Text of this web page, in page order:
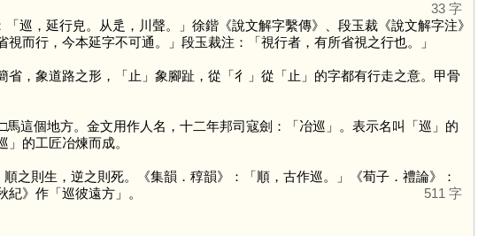
33 字
「巡，延行皃。从辵，川聲。」徐鍇《說文解字繫傳》、段玉裁《說文解字注》
而行，今本延字不可通。」段玉裁注：「視行者，有所省視之行也。」
省，象道路之形，「止 」象腳趾，從「彳 」從「止 」的字都有行走之意。甲骨
個地方。金文用作人名，十二年邦司寇劍：「冶巡」。表示名叫「巡 」的
」的工匠冶煉而成。
之則生，逆之則死。《集韻．稕韻》：「順，古作巡。」《荀子．禮論》：
》作「巡彼遠方」。
511 字